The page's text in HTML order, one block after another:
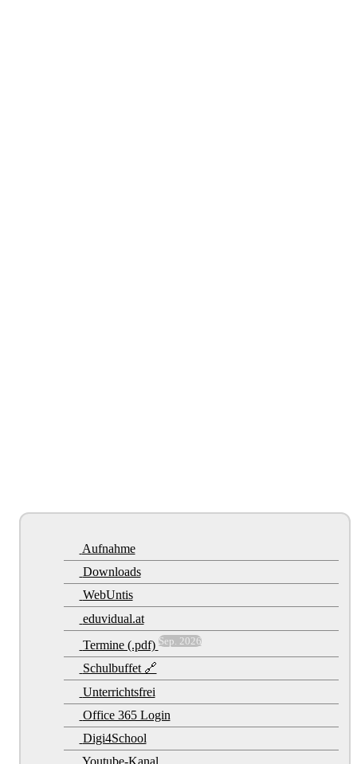
Aufnahme
Downloads
WebUntis
eduvidual.at
Termine (.pdf) Sep. 2026
Schulbuffet 🔗
Unterrichtsfrei
Office 365 Login
Digi4School